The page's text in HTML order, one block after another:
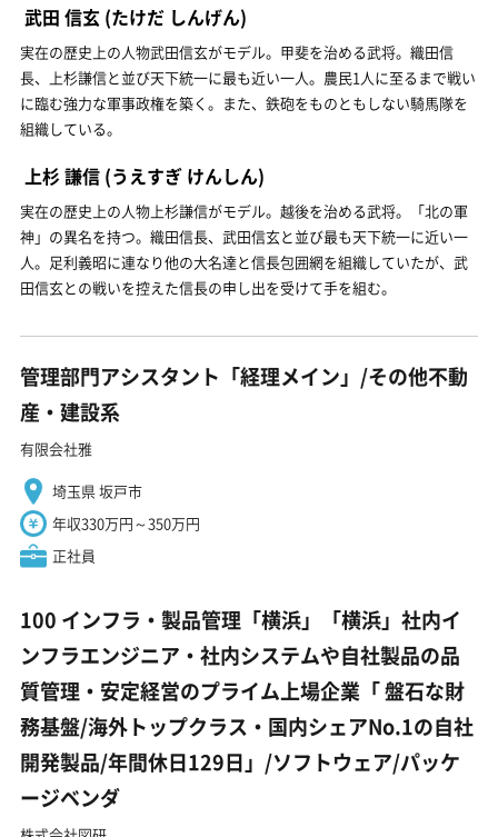
武田 信玄 (たけだ しんげん)
実在の歴史上の人物武田信玄がモデル。甲斐を治める武将。織田信
長、上杉謙信と並び天下統一に最も近い一人。農民1人に至るまで戦い
に臨む強力な軍事政権を築く。また、鉄砲をものともしない騎馬隊を
組織している。
上杉 謙信 (うえすぎ けんしん)
実在の歴史上の人物上杉謙信がモデル。越後を治める武将。「北の軍
神」の異名を持つ。織田信長、武田信玄と並び最も天下統一に近い一
人。足利義昭に連なり他の大名達と信長包囲網を組織していたが、武
田信玄との戦いを控えた信長の申し出を受けて手を組む。
管理部門アシスタント「経理メイン」/その他不動
産・建設系
有限会社雅
埼玉県 坂戸市
年収330万円～350万円
正社員
100 インフラ・製品管理「横浜」「横浜」社内イ
ンフラエンジニア・社内システムや自社製品の品
質管理・安定経営のプライム上場企業「 盤石な財
務基盤/海外トップクラス・国内シェアNo.1の自社
開発製品/年間休日129日」/ソフトウェア/パッケ
ージベンダ